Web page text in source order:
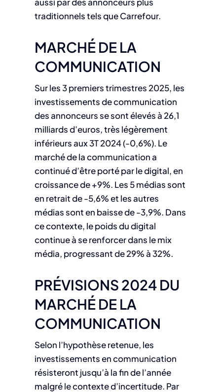
traditionnels tels que Carrefour.
MARCHÉ DE LA
COMMUNICATION
Sur les 3 premiers trimestres 2025, les
investissements de communication
des annonceurs se sont élevés à 26,1
milliards d’euros, très légèrement
inférieurs aux 3T 2024 (-0,6%). Le
marché de la communication a
continué d’être porté par le digital, en
croissance de +9%. Les 5 médias sont
en retrait de -5,6% et les autres
médias sont en baisse de -3,9%. Dans
ce contexte, le poids du digital
continue à se renforcer dans le mix
média, progressant de 29% à 32%.
PRÉVISIONS 2024 DU
MARCHÉ DE LA
COMMUNICATION
Selon l’hypothèse retenue, les
investissements en communication
résisteront jusqu’à la fin de l’année
malgré le contexte d’incertitude. Par